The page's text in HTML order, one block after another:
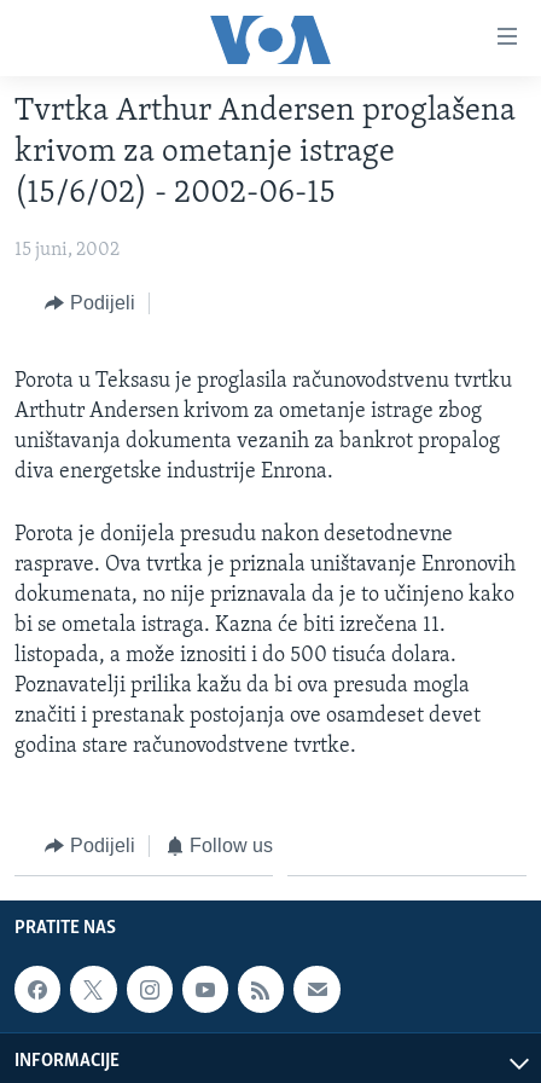
glavni
sadržaj
Pređi
na
glavnu
navigaciju
VIDEO
FOTOGRAFIJE DANA
VIJESTI
SJEDINJENE AMERIČKE DRŽAVE
SVIJET
NAUKA I TEHNOLOGIJA
KORUPCIJA
SLOBODA MEDIJA
ŽENSKA STRANA
IZBJEGLIČKA STRANA
MAGAZIN
O GLASU AMERIKE
Learning English
PRATITE NAS
Jezici
Tvrtka Arthur Andersen proglašena
krivom za ometanje istrage
(15/6/02) - 2002-06-15
15 juni, 2002
Podijeli
Porota u Teksasu je proglasila računovodstvenu tvrtku
Arthutr Andersen krivom za ometanje istrage zbog
uništavanja dokumenta vezanih za bankrot propalog
diva energetske industrije Enrona.
Porota je donijela presudu nakon desetodnevne
rasprave. Ova tvrtka je priznala uništavanje Enronovih
dokumenata, no nije priznavala da je to učinjeno kako
bi se ometala istraga. Kazna će biti izrečena 11.
listopada, a može iznositi i do 500 tisuća dolara.
Poznavatelji prilika kažu da bi ova presuda mogla
značiti i prestanak postojanja ove osamdeset devet
godina stare računovodstvene tvrtke.
Podijeli Follow us
PRATITE NAS
INFORMACIJE